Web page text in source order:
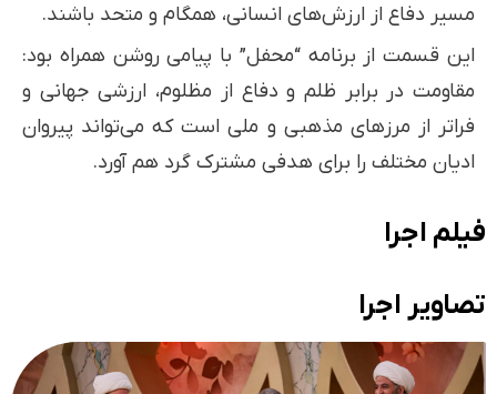
مسیر دفاع از ارزش‌های انسانی، همگام و متحد باشند.
این قسمت از برنامه “محفل” با پیامی روشن همراه بود:
مقاومت در برابر ظلم و دفاع از مظلوم، ارزشی جهانی و
فراتر از مرزهای مذهبی و ملی است که می‌تواند پیروان
ادیان مختلف را برای هدفی مشترک گرد هم آورد.
فیلم اجرا
تصاویر اجرا